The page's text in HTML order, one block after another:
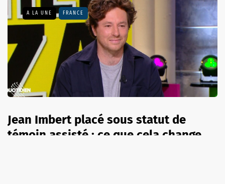
A LA UNE FRANCE
Jean Imbert placé sous statut de
témoin assisté : ce que cela change